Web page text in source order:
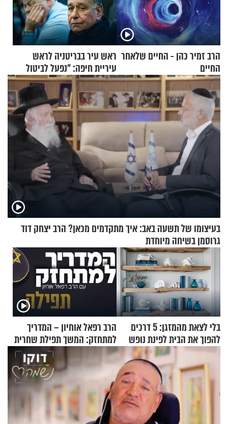
הרב זמיר כהן - החיים שלאחר
החיים
ראש עיר בבריטניה לראש
עיריית חיפה: ״נפעל לביטול
ברית הערים התאומות״
בעיצומו של תשעה באב: איך מתקדמים מכאן? הרב יצחק דוד
גרוסמן בשיחה מיוחדת
בלי לצאת מהמזגן: 5 דרכים
להפוך את הבית לפינת נופש
מעוצבת
הרב רפאל אוחיון – המדריך
למתחזק: המשך תפילת שחרית
מאשרי ועד עלינו